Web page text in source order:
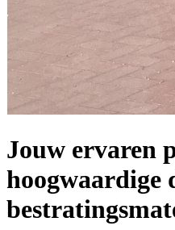
Jouw ervaren
hoogwaardige